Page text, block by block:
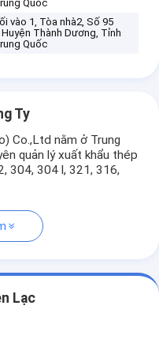
Quốc
vào 1, Tòa nhà2, Số 95
Thành Dương, Tỉnh
Quốc
Ty
Co.,Ltd nằm ở Trung
quản lý xuất khẩu thép
304, 304 l, 321, 316,
Lạc